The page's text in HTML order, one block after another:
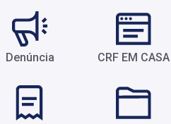
Denúncia CRF EM CASA